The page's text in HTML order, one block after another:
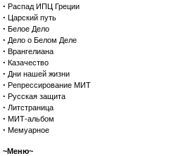
· Распад ИПЦ Греции
· Царский путь
· Белое Дело
· Дело о Белом Деле
· Врангелиана
· Казачество
· Дни нашей жизни
· Репрессирование МИТ
· Русская защита
· Литстраница
· МИТ-альбом
· Мемуарное
~Меню~